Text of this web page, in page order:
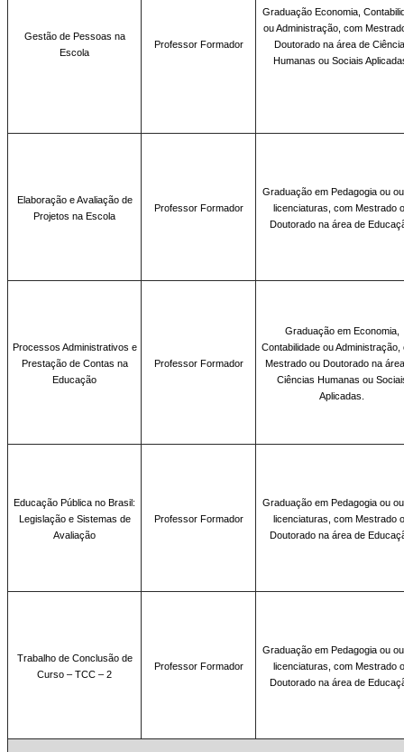
Gestão de Pessoas na
Escola
Professor Formador
Graduação Economia,
ou Administração, com
Doutorado na área de
Humanas ou Sociais
Elaboração e Avaliação de
Projetos na Escola
Professor Formador
Graduação em Pedagogia ou
licenciaturas, com Mestrado
Doutorado na área de
Processos Administrativos e
Prestação de Contas na
Educação
Professor Formador
Graduação em Economia,
Contabilidade ou Administração,
Mestrado ou Doutorado na
Ciências Humanas ou
Aplicadas.
Educação Pública no Brasil:
Legislação e Sistemas de
Avaliação
Professor Formador
Graduação em Pedagogia ou
licenciaturas, com Mestrado
Doutorado na área de
Trabalho de Conclusão de
Curso – TCC – 2
Professor Formador
Graduação em Pedagogia ou
licenciaturas, com Mestrado
Doutorado na área de